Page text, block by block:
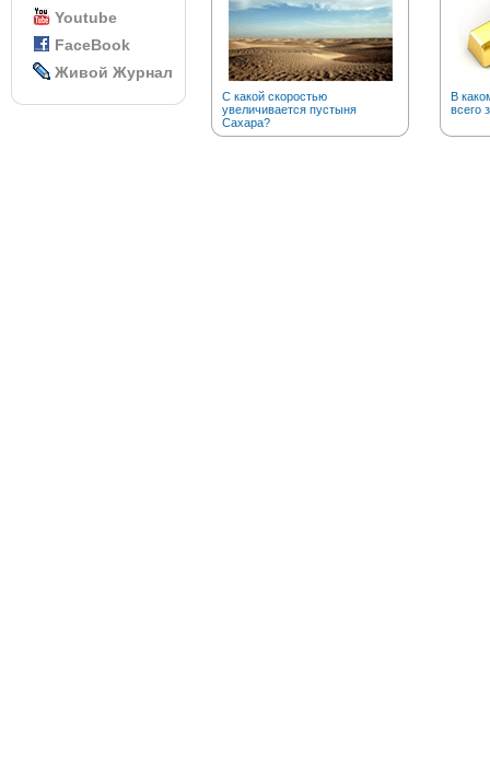
Youtube
FaceBook
Живой Журнал
С какой скоростью
увеличивается пустыня
Сахара?
В
всего